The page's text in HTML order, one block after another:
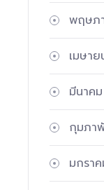
พฤษภ
เมษา
มีนาค
กุมภา
มกรา